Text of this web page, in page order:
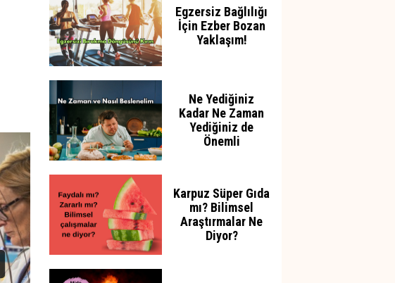
Egzersiz Bağlılığı
İçin Ezber Bozan
Yaklaşım!
Ne Yediğiniz
Kadar Ne Zaman
Yediğiniz de
Önemli
Karpuz Süper Gıda
mı? Bilimsel
Araştırmalar Ne
Diyor?